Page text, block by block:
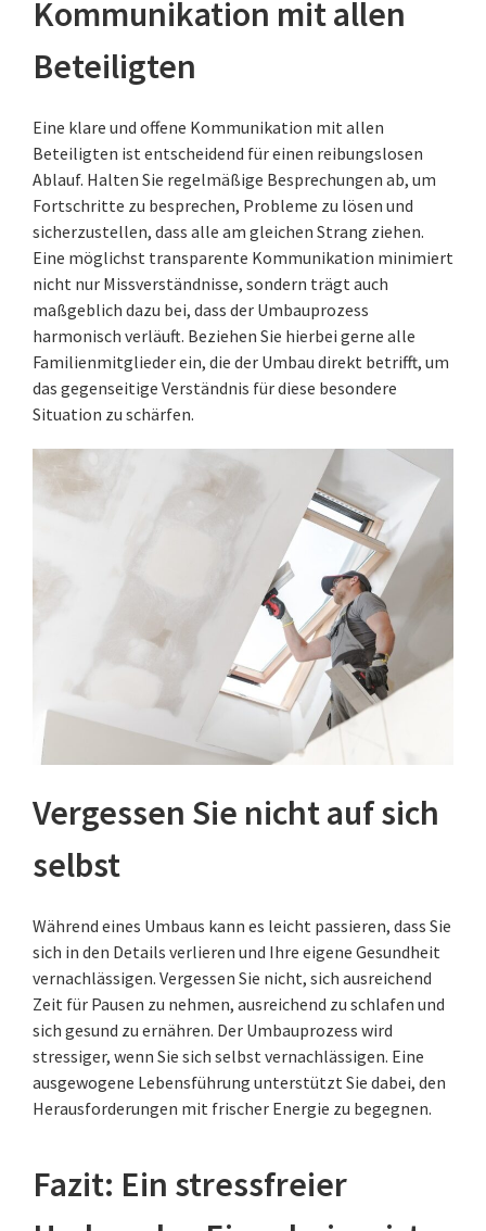
Kommunikation mit allen
Beteiligten
Eine klare und offene Kommunikation mit allen
Beteiligten ist entscheidend für einen reibungslosen
Ablauf. Halten Sie regelmäßige Besprechungen ab, um
Fortschritte zu besprechen, Probleme zu lösen und
sicherzustellen, dass alle am gleichen Strang ziehen.
Eine möglichst transparente Kommunikation minimiert
nicht nur Missverständnisse, sondern trägt auch
maßgeblich dazu bei, dass der Umbauprozess
harmonisch verläuft. Beziehen Sie hierbei gerne alle
Familienmitglieder ein, die der Umbau direkt betrifft, um
das gegenseitige Verständnis für diese besondere
Situation zu schärfen.
Vergessen Sie nicht auf sich
selbst
Während eines Umbaus kann es leicht passieren, dass Sie
sich in den Details verlieren und Ihre eigene Gesundheit
vernachlässigen. Vergessen Sie nicht, sich ausreichend
Zeit für Pausen zu nehmen, ausreichend zu schlafen und
sich gesund zu ernähren. Der Umbauprozess wird
stressiger, wenn Sie sich selbst vernachlässigen. Eine
ausgewogene Lebensführung unterstützt Sie dabei, den
Herausforderungen mit frischer Energie zu begegnen.
Fazit: Ein stressfreier